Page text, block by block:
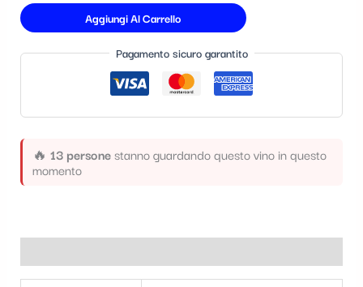
Aggiungi Al Carrello
Pagamento sicuro garantito
🔥 13 personestanno guardando questo vino in questo
momento